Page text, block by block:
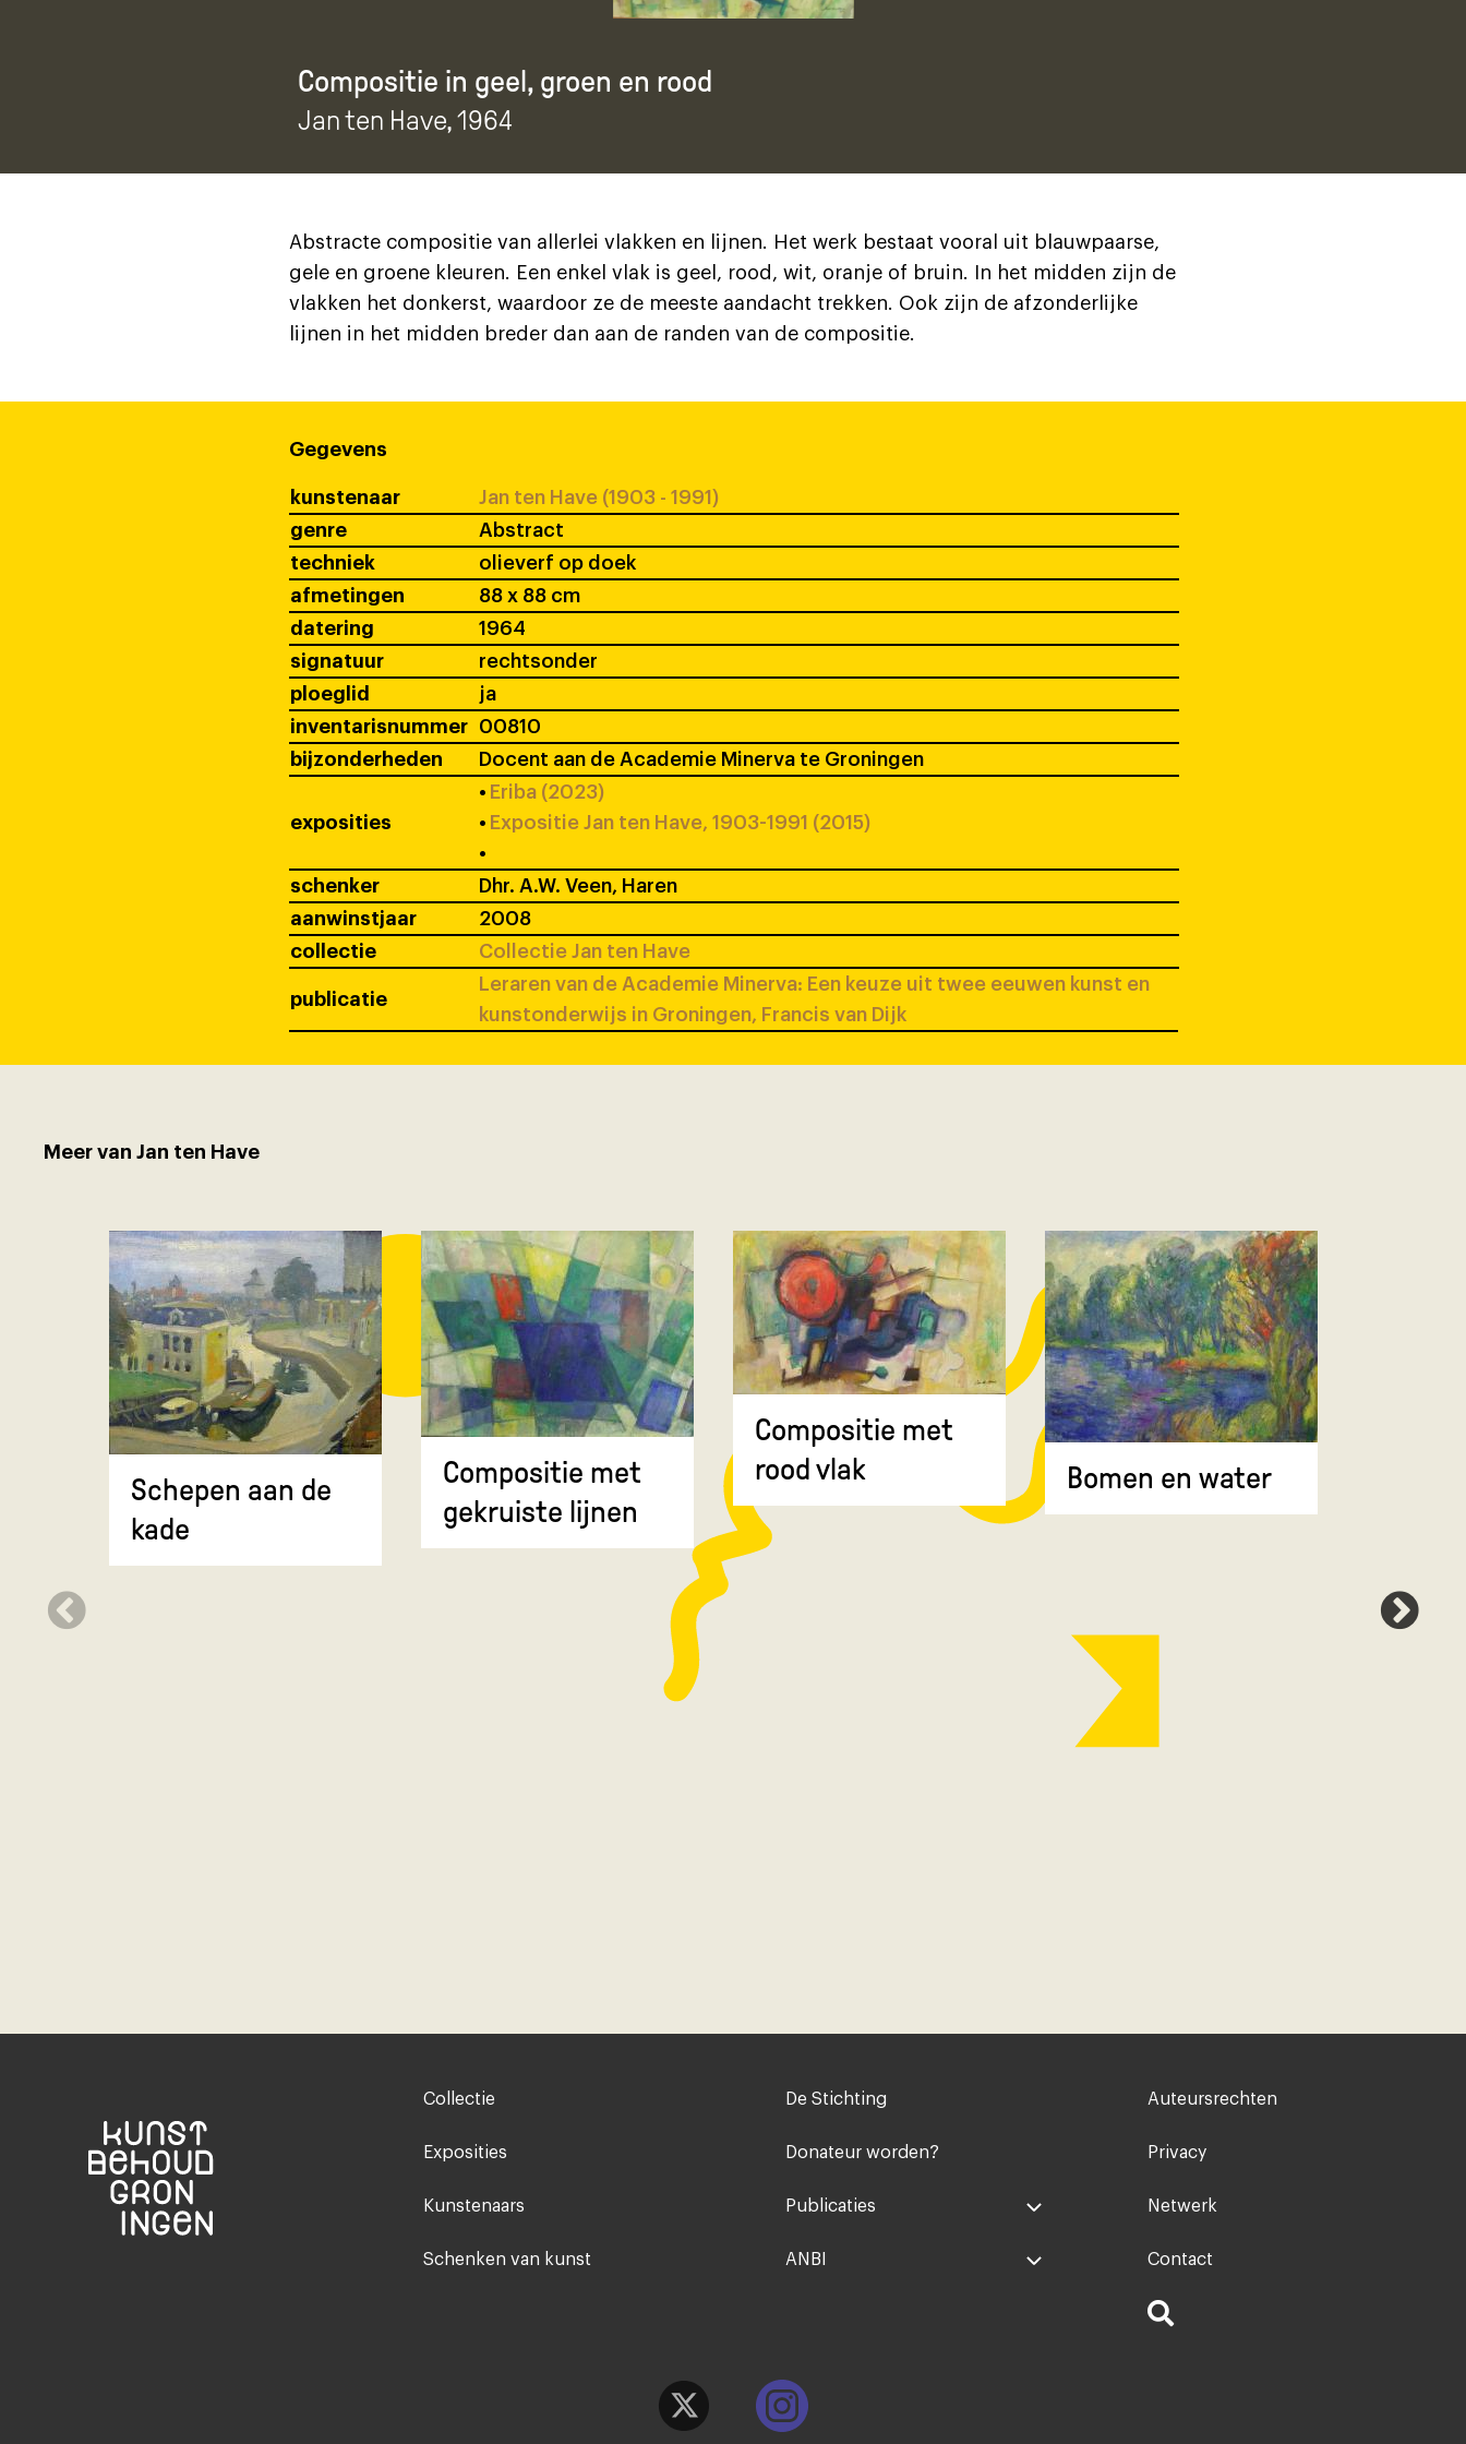
Compositie in geel, groen en rood
Jan ten Have, 1964
Abstracte compositie van allerlei vlakken en lijnen. Het werk bestaat vooral uit blauwpaarse,
gele en groene kleuren. Een enkel vlak is geel, rood, wit, oranje of bruin. In het midden zijn de
vlakken het donkerst, waardoor ze de meeste aandacht trekken. Ook zijn de afzonderlijke
lijnen in het midden breder dan aan de randen van de compositie.
Gegevens
kunstenaar
Jan ten Have (1903 - 1991)
genre
Abstract
techniek
olieverf op doek
afmetingen
88 x 88 cm
datering
1964
signatuur
rechtsonder
ploeglid
ja
inventarisnummer
00810
bijzonderheden
Docent aan de Academie Minerva te Groningen
exposities
• Eriba (2023)
• Expositie Jan ten Have, 1903-1991 (2015)
•
schenker
Dhr. A.W. Veen, Haren
aanwinstjaar
2008
collectie
Collectie Jan ten Have
publicatie
Leraren van de Academie Minerva: Een keuze uit twee eeuwen kunst en
kunstonderwijs in Groningen, Francis van Dijk
Meer van Jan ten Have
Schepen aan de
kade
Compositie met
gekruiste lijnen
Compositie met
rood vlak
Bomen en water
Footer-
Collectie
Exposities
Kunstenaars
Schenken van kunst
Voet
De Stichting
Donateur worden?
Publicaties
ANBI
Voet
Auteursrechten
Privacy
Netwerk
Contact